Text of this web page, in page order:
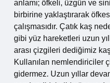
anlamı; öfkeli, üzgün ve
birbirine yaklaştırarak
çalışmasıdır. Çatık kaş
gibi yüz hareketleri uzun
arası çizgileri dediğimiz kaş
Kullanılan nemlendiriciler
gidermez. Uzun yıllar